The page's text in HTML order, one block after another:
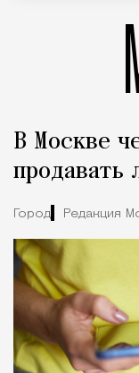
В Москве
продавать
Город Редакция